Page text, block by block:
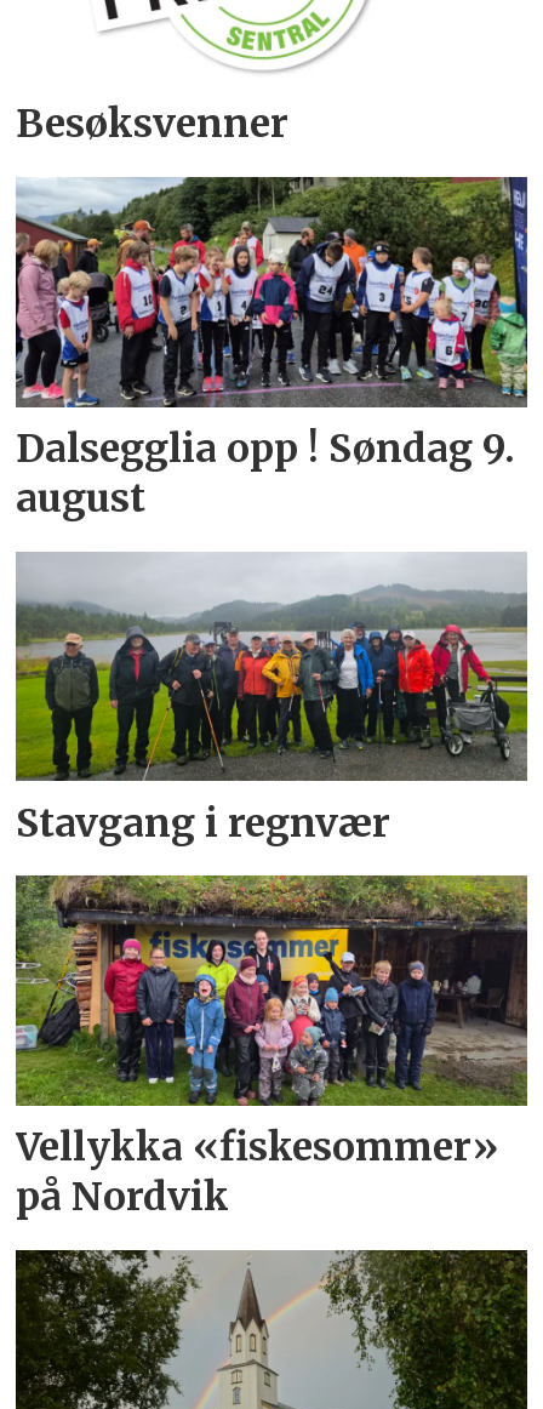
Besøksvenner
Dalsegglia opp ! Søndag 9.
august
Stavgang i regnvær
Vellykka «fiskesommer»
på Nordvik